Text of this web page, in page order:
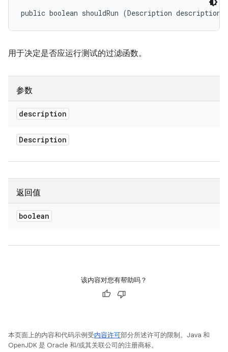
public boolean shouldRun (Description description)
用于决定是否应运行测试的过滤函数。
参数
description
Description
返回值
boolean
该内容对您有帮助吗？
本页面上的内容和代码示例受内容许可部分所述许可的限制。Java 和
OpenJDK 是 Oracle 和/或其关联公司的注册商标。